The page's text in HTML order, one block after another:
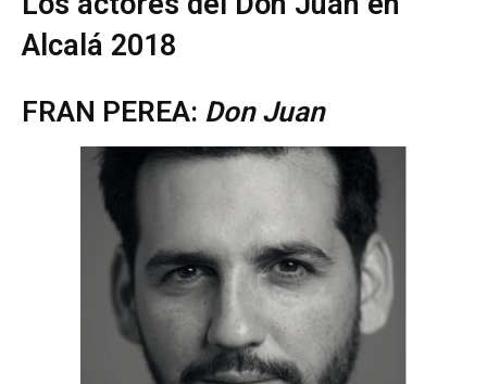
Alcalá 2018
FRAN PEREA: Don Juan